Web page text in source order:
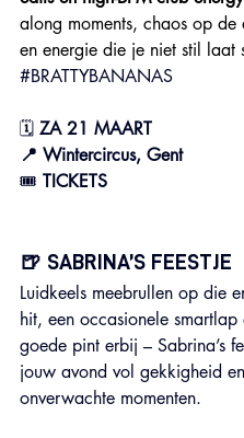
along moments, chaos op de
en energie die je niet stil laat
#BRATTYBANANAS
🗓 ZA 21 MAART
📍 Wintercircus, Gent
🎟️ TICKETS
🍺 SABRINA’S FEESTJE
Luidkeels meebrullen op die
hit, een occasionele smartlap
goede pint erbij – Sabrina’s
jouw avond vol gekkigheid en
onverwachte momenten.